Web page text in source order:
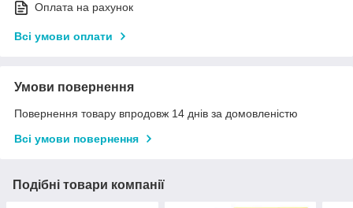
Оплата на рахунок
Всі умови оплати
Умови повернення
Повернення товару впродовж 14 днів за домовленістю
Всі умови повернення
Подібні товари компанії